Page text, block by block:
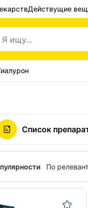
Действущие
Список
По